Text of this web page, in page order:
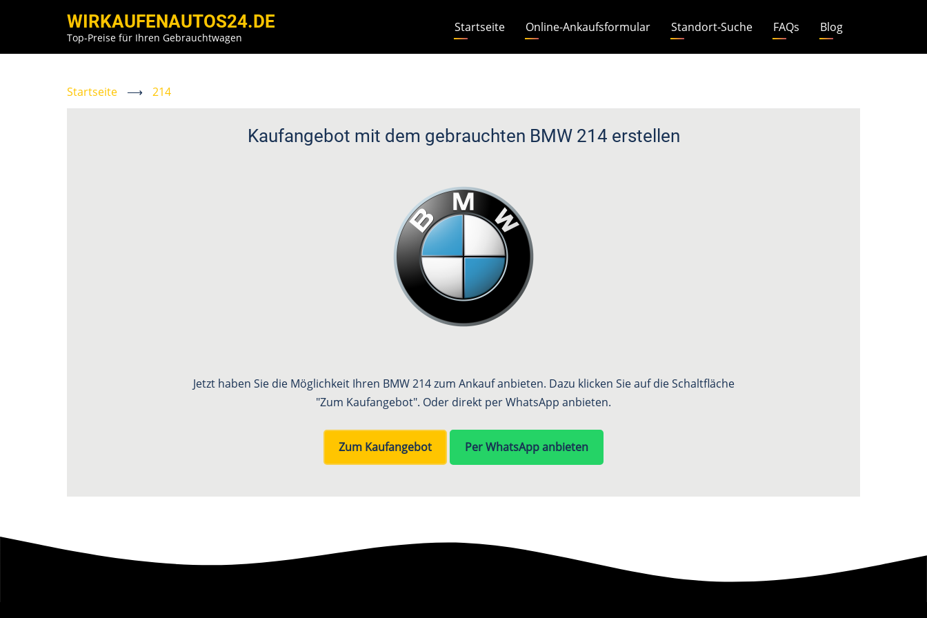
WIRKAUFENAUTOS24.DE
Top-Preise für Ihren Gebrauchtwagen Hauptnavigation
Startseite Online-Ankaufsformular Standort-Suche FAQs Blog
Startseite ⟶ 214
Kaufangebot mit dem gebrauchten BMW 214 erstellen
Jetzt haben Sie die Möglichkeit Ihren BMW 214 zum Ankauf anbieten. Dazu klicken Sie auf die Schaltfläche
"Zum Kaufangebot". Oder direkt per WhatsApp anbieten.
Zum Kaufangebot Per WhatsApp anbieten